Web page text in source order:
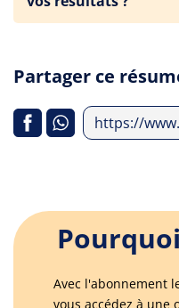
Partager ce
https://
Avec l'abonnement
vous accédez à une